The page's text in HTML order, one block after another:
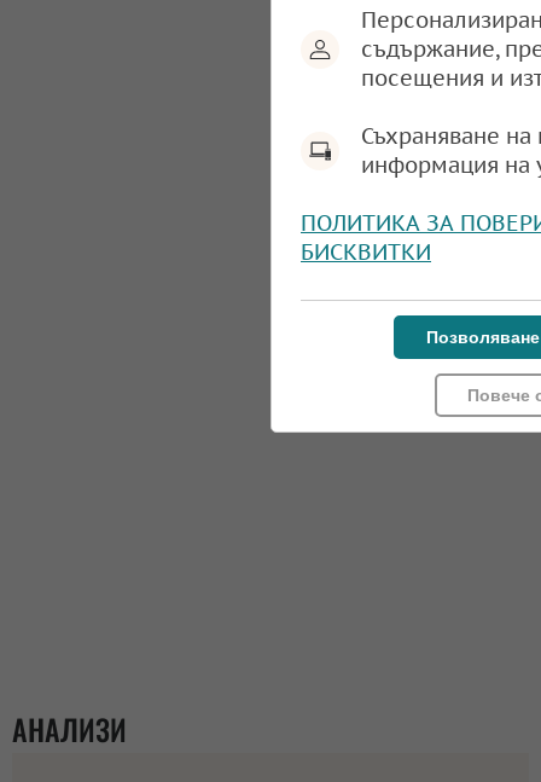
АНАЛИЗИ
съдържание,
посещения и
Съхраняване
информация на
ПОЛИТИКА ЗА
БИСКВИТКИ
Повече